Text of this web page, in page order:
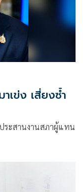
เข่ง เสี่ยงซ้ำ
ระสานงานสภาผู้แทน